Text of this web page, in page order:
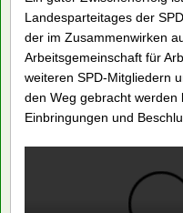
Verantwortlichen zu
wichtiger Bestandteil der
Hilfreich in der
Organisationen für
Sie uns dazu unter
kontaktieren. Als GdFF
Fachschaftsrat im
Jürgen Bieback zur
und der heutigen
Arbeitsrechtswissenschaft
organisieren. Dazu sind